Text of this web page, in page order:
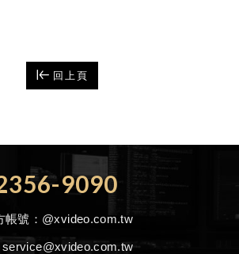
回上頁
9090
帳號： @xvideo.com.tw
service@xvideo.com.tw